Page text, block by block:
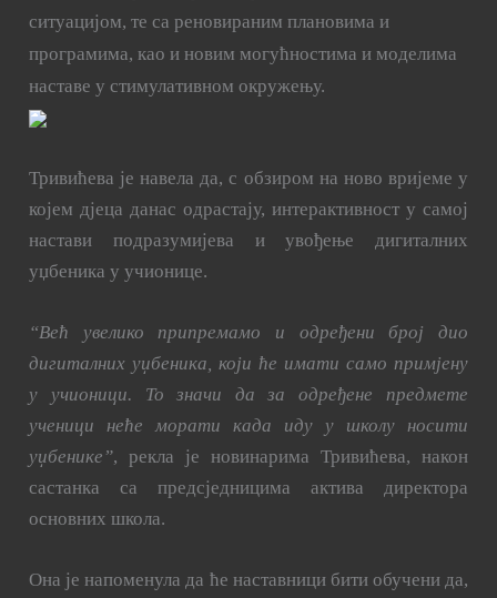
ситуацијом, те са реновираним плановима и
програмима, као и новим могућностима и моделима
наставе у стимулативном окружењу.
Тривићева је навела да, с обзиром на ново вријеме у
којем дјеца данас одрастају, интерактивност у самој
настави подразумијева и увођење дигиталних
уџбеника у учионице.
“Већ увелико припремамо и одређени број дио
дигиталних уџбеника, који ће имати само примјену
у учионици. То значи да за одређене предмете
ученици неће морати када иду у школу носити
уџбенике”, рекла је новинарима Тривићева, након
састанка са предсједницима актива директора
основних школа.
Она је напоменула да ће наставници бити обучени да,